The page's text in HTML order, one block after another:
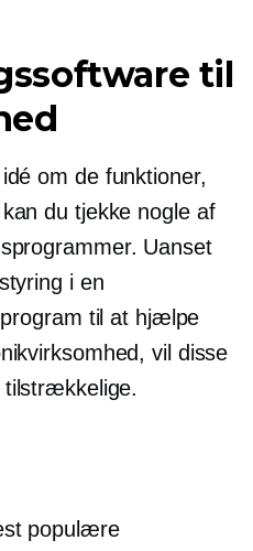
til
om de funktioner,
du tjekke nogle af
Uanset
i en
til at hjælpe
vil disse
populære